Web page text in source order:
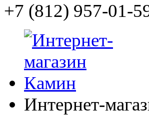
+7 (812) 957-01-
Интернет-